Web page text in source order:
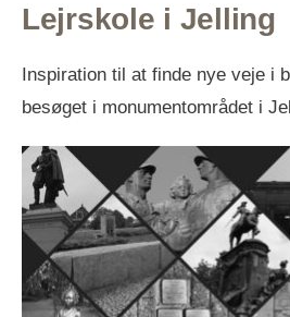
Lejrskole i Jelling
Inspiration til at finde nye veje i
besøget i monumentområdet i